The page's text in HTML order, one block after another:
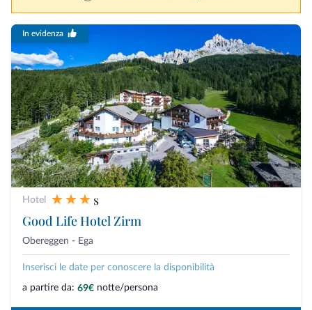
In evidenza
Hotel
s
Good Life Hotel Zirm
Obereggen - Ega
Inserisci le date per conoscere la disponibilità
a partire da: 69€ notte/persona